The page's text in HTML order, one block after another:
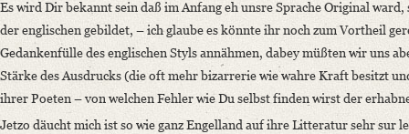
Es wird Dir bekannt sein daß im Anfang eh unsre Sprache Original ward,
der englischen gebildet, – ich glaube es könnte ihr noch zum Vortheil
Gedankenfülle des englischen Styls annähmen, dabey müßten wir uns
Stärke des Ausdrucks (die oft mehr bizarrerie wie wahre Kraft besitzt
ihrer Poeten – von welchen Fehler wie Du selbst finden wirst der
Jetzo däucht mich ist so wie ganz Engelland auf ihre Litteratur sehr sur